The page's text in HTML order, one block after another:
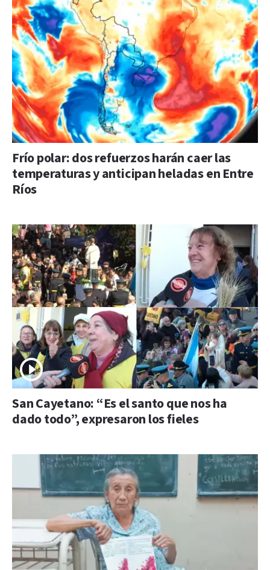
Frío polar: dos refuerzos harán caer las
temperaturas y anticipan heladas en Entre
Ríos
San Cayetano: “Es el santo que nos ha
dado todo”, expresaron los fieles